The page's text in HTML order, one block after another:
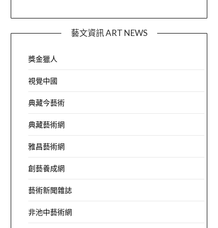
藝文資訊 ART NEWS
獎金獵人
視覺中國
典藏今藝術
典藏藝術網
雅昌藝術網
創藝養成網
藝術新聞雜誌
非池中藝術網